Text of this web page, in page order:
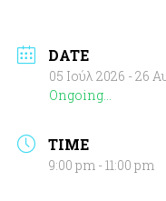
DATE
05 Ιούλ 2026 - 26
Ongoing...
TIME
9:00 pm - 11:00 pm